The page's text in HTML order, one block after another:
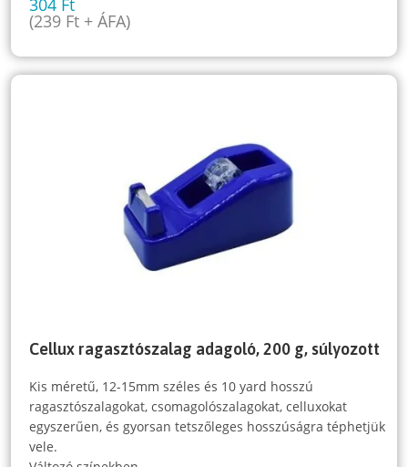
(239 Ft + ÁFA)
Cellux ragasztószalag adagoló, 200 g, súlyozott
Kis méretű, 12-15mm széles és 10 yard hosszú
ragasztószalagokat, csomagolószalagokat, celluxokat
egyszerűen, és gyorsan tetszőleges hosszúságra téphetjük
vele.